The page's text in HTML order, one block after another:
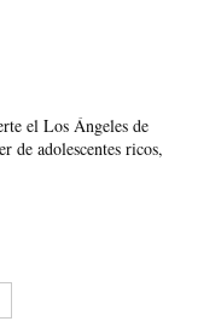
el Los Ángeles de
de adolescentes ricos,